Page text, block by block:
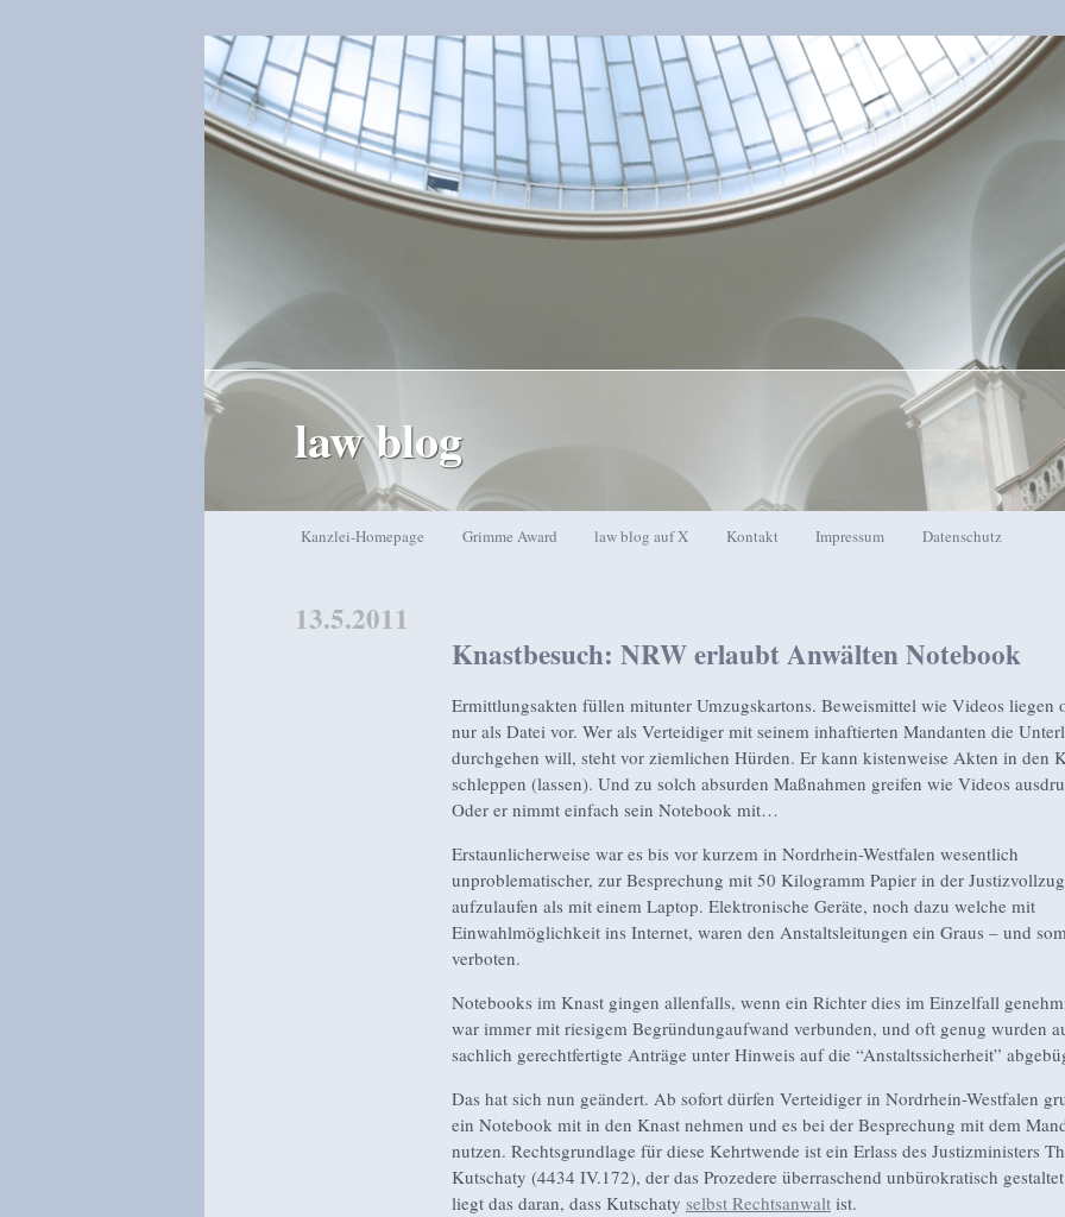
law blog
Zum Inhalt wechseln
Zum sekundären Inhalt wechseln
Kanzlei-Homepage Grimme Award law blog auf X Kontakt Impressum Datenschutz
Knastbesuch: NRW erlaubt Anwälten Notebook
13.5.2011
Ermittlungsakten füllen mitunter Umzugskartons. Beweismittel wie Videos liegen
nur als Datei vor. Wer als Verteidiger mit seinem inhaftierten Mandanten die
durchgehen will, steht vor ziemlichen Hürden. Er kann kistenweise Akten in den
schleppen (lassen). Und zu solch absurden Maßnahmen greifen wie Videos
Oder er nimmt einfach sein Notebook mit…
Erstaunlicherweise war es bis vor kurzem in Nordrhein-Westfalen wesentlich
unproblematischer, zur Besprechung mit 50 Kilogramm Papier in der
aufzulaufen als mit einem Laptop. Elektronische Geräte, noch dazu welche mit
Einwahlmöglichkeit ins Internet, waren den Anstaltsleitungen ein Graus – und
verboten.
Notebooks im Knast gingen allenfalls, wenn ein Richter dies im Einzelfall
war immer mit riesigem Begründungaufwand verbunden, und oft genug wurden
sachlich gerechtfertigte Anträge unter Hinweis auf die “Anstaltssicherheit”
Das hat sich nun geändert. Ab sofort dürfen Verteidiger in Nordrhein-Westfalen
ein Notebook mit in den Knast nehmen und es bei der Besprechung mit dem
nutzen. Rechtsgrundlage für diese Kehrtwende ist ein Erlass des Justizministers
Kutschaty (4434 IV.172), der das Prozedere überraschend unbürokratisch
liegt das daran, dass Kutschaty selbst Rechtsanwaltist.